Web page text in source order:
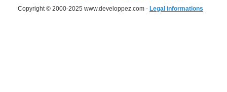
Copyright © 2000-2025 www.developpez.com - Legal informations